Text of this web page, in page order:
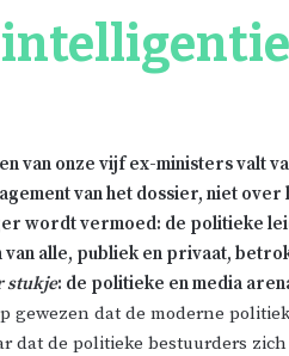
onze vijf ex-ministers valt
van het dossier, niet
wordt vermoed: de politieke
alle, publiek en privaat,
stukje: de politieke en media
gewezen dat de moderne
dat de politieke bestuurders